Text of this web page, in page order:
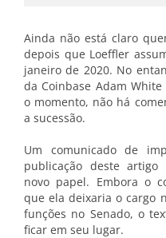
Ainda não está claro
depois que Loeffler
janeiro de 2020. No
da Coinbase Adam
o momento, não há
a sucessão.
Um comunicado de
publicação deste
novo papel. Embora o
que ela deixaria o cargo
funções no Senado, o
ficar em seu lugar.